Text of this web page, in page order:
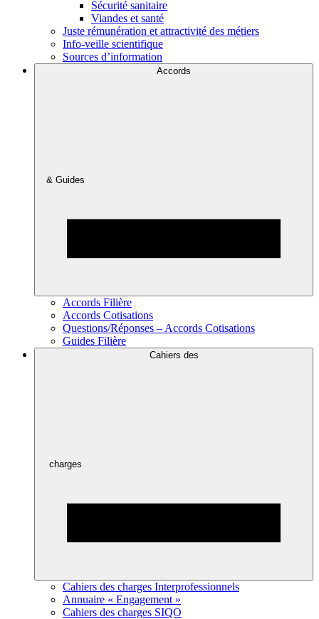
Sécurité sanitaire
Viandes et santé
Juste rémunération et attractivité des métiers
Info-veille scientifique
Sources d’information
Accords
& Guides
Accords Filière
Accords Cotisations
Questions/Réponses – Accords Cotisations
Guides Filière
Cahiers des
charges
Cahiers des charges Interprofessionnels
Annuaire « Engagement »
Cahiers des charges SIQO